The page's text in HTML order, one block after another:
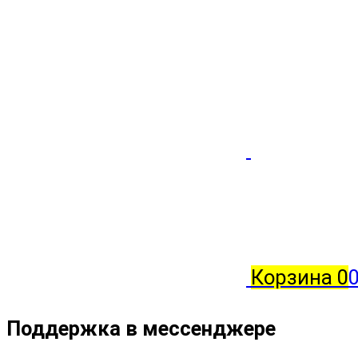
Корзина 0
Поддержка в мессенджере